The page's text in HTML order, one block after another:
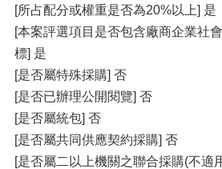
[所占配分或權重是否為20%以上] 是
[本案評選項目是否包含廠商企業社
標] 是
[是否屬特殊採購] 否
[是否已辦理公開閱覽] 否
[是否屬統包] 否
[是否屬共同供應契約採購] 否
[是否屬二以上機關之聯合採購(不適